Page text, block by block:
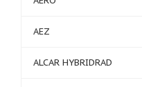
AEZ
ALCAR HYBRIDRAD